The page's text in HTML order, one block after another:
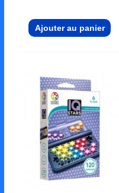
Ajouter au panier